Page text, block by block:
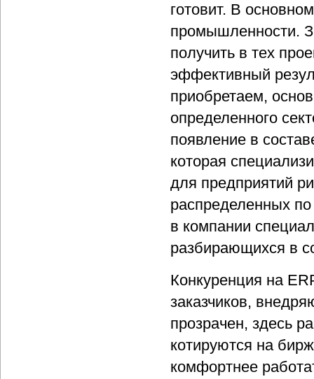
готовит. В
промышленности.
получить в тех
эффективный
приобретаем,
определенного
появление в
которая
для предприятий
распределенных
в компании
разбирающихся в
Конкуренция на
заказчиков,
прозрачен, здесь
котируются на
комфортнее